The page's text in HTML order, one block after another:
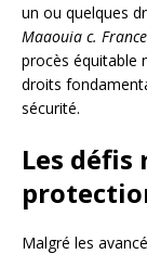
un ou quelques
Maaouia c. France
procès équitable
droits
sécurité.
Les défis
Malgré les